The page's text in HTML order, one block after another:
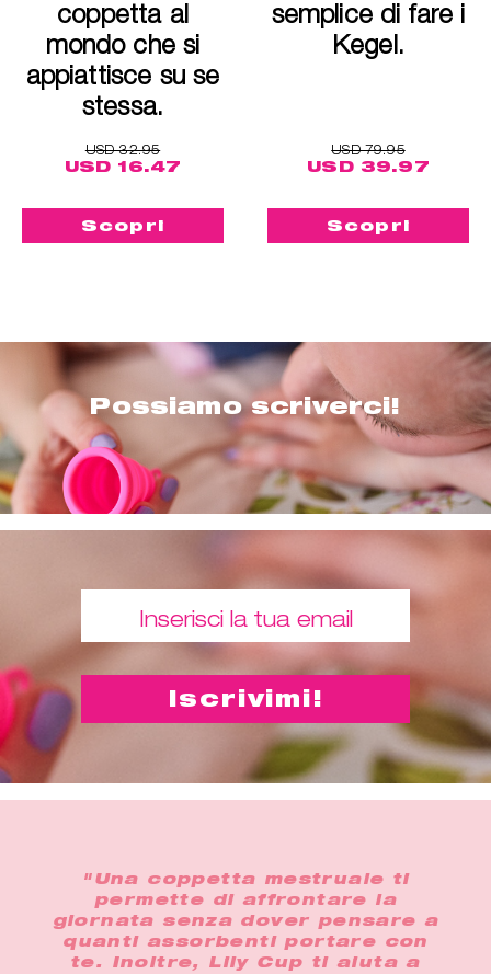
coppetta al
mondo che si
appiattisce su se
stessa.
USD 32.95
USD 16.47
Scopri
semplice di fare i
Kegel.
USD 79.95
USD 39.97
Scopri
Possiamo scriverci!
"Una coppetta mestruale ti
permette di affrontare la
giornata senza dover pensare a
quanti assorbenti portare con
te. Inoltre, Lily Cup ti aiuta a